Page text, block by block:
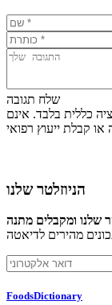
שלח תגובה
כללית בלבד. אינם
הניוזלטר שלנו
שלנו ומקבלים מתנה
FoodsDictionary